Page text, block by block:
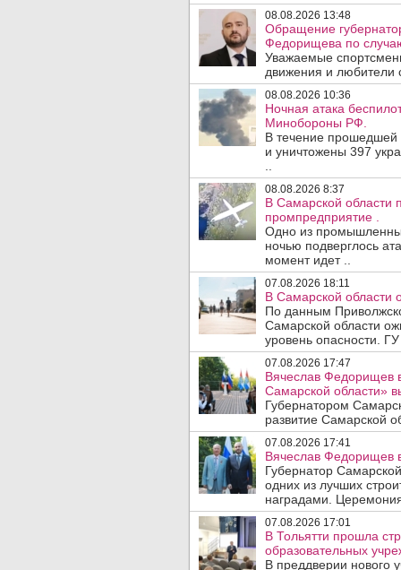
08.08.2026 13:48
Обращение
Федорищева по
Уважаемые
движения и любители
08.08.2026 10:36
Ночная атака
Минобороны РФ.
В течение
и уничтожены 397
08.08.2026 8:37
В Самарской области
промпредприятие .
Одно из
ночью подверглось
момент идет ..
07.08.2026 18:11
В Самарской области
По данным
Самарской области
уровень опасности.
07.08.2026 17:47
Вячеслав Федорищев
Самарской области»
Губернатором
развитие Самарской
07.08.2026 17:41
Вячеслав Федорищев
Губернатор
одних из лучших
наградами.
07.08.2026 17:01
В Тольятти прошла
образовательных
В преддверии нового